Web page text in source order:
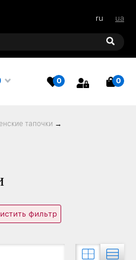
ru ua
0
0ИЗБРАННОЕ
тапочки →
фильтр